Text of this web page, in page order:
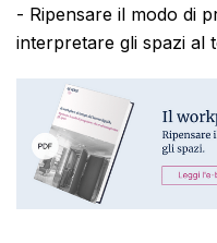
- Ripensare il modo di
interpretare gli spazi al